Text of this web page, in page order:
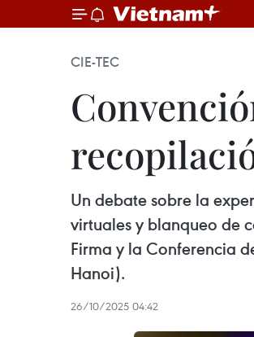
CIE-TEC
Un debate sobre la
virtuales y blanqueo de
Firma y la Conferencia
Hanoi).
26/10/2025 04:42